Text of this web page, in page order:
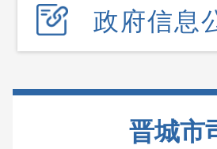
政府信息
晋城市